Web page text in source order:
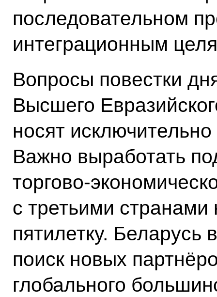
последовательном
интеграционным
Вопросы повестки
Высшего
носят
Важно выработать
торгово-
с третьими
пятилетку. Беларусь
поиск новых
глобального